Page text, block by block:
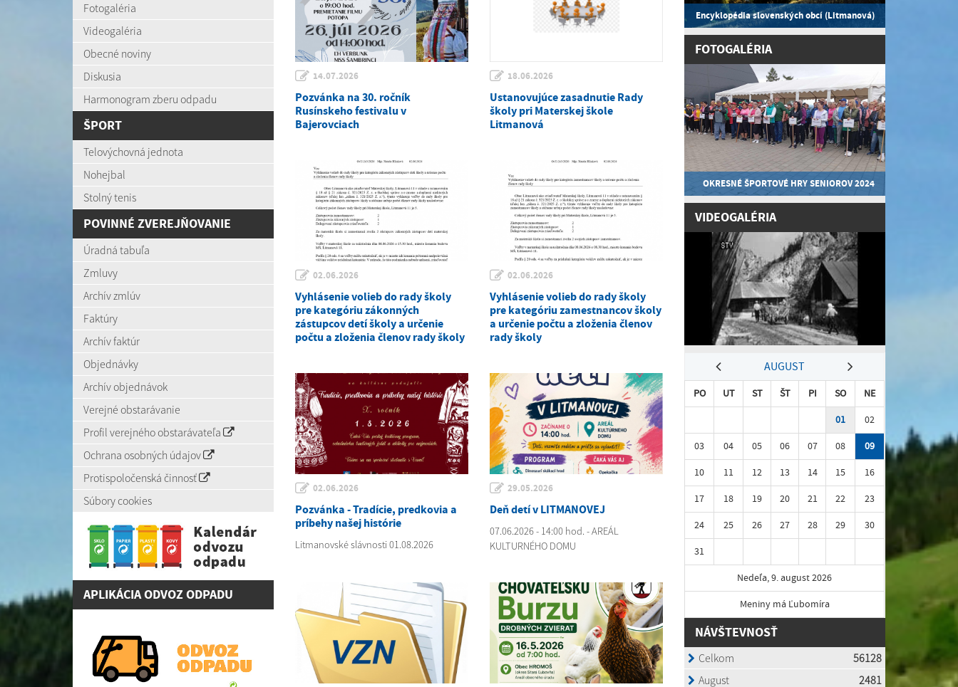
Fotogaléria
Videogaléria
Obecné noviny
Diskusia
Harmonogram zberu odpadu
ŠPORT
Telovýchovná jednota
Nohejbal
Stolný tenis
POVINNÉ ZVEREJŇOVANIE
Úradná tabuľa
Zmluvy
Archív zmlúv
Faktúry
Archív faktúr
Objednávky
Archív objednávok
Verejné obstarávanie
Profil verejného obstarávateľa
Ochrana osobných údajov
Protispoločenská činnosť
Súbory cookies
APLIKÁCIA ODVOZ ODPADU
14.07.2026
Pozvánka na 30. ročník
Rusínskeho festivalu v
Bajerovciach
18.06.2026
Ustanovujúce zasadnutie Rady
školy pri Materskej škole
Litmanová
02.06.2026
Vyhlásenie volieb do rady školy
pre kategóriu zákonných
zástupcov detí školy a určenie
počtu a zloženia členov rady školy
02.06.2026
Vyhlásenie volieb do rady školy
pre kategóriu zamestnancov školy
a určenie počtu a zloženia členov
rady školy
02.06.2026
Pozvánka - Tradície, predkovia a
príbehy našej histórie
Litmanovské slávnosti 01.08.2026
29.05.2026
Deň detí v LITMANOVEJ
07.06.2026 - 14:00 hod. - AREÁL
KULTURNÉHO DOMU
Encyklopédia slovenských obcí (Litmanová)
FOTOGALÉRIA
OKRESNÉ ŠPORTOVÉ HRY SENIOROV 2024
VIDEOGALÉRIA
AUGUST
PO UT ST ŠT PI SO
NE
01
02
03
04 05 06 07 08
09
10
11 12 13 14 15
16
17
18 19 20 21 22
23
24
25 26 27 28 29
30
31
Nedeľa, 9. august 2026
Meniny má Ľubomíra
NÁVŠTEVNOSŤ